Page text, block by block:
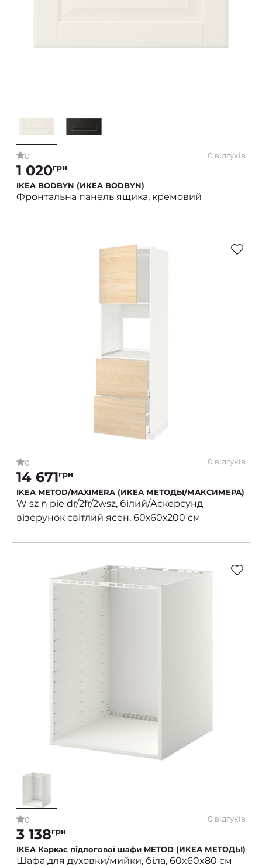
0 0 відгуків
1 020грн
IKEA BODBYN (ИКЕА BODBYN)
Фронтальна панель ящика, кремовий
0 0 відгуків
14 671грн
IKEA METOD/MAXIMERA (ИКЕА МЕТОДЫ/МАКСИМЕРА)
W sz n pie dr/2fr/2wsz, білий/Аскерсунд
візерунок світлий ясен, 60х60х200 см
0 0 відгуків
3 138грн
IKEA Каркас підлогової шафи METOD (ИКЕА МЕТОДЫ)
Шафа для духовки/мийки, біла, 60x60x80 см